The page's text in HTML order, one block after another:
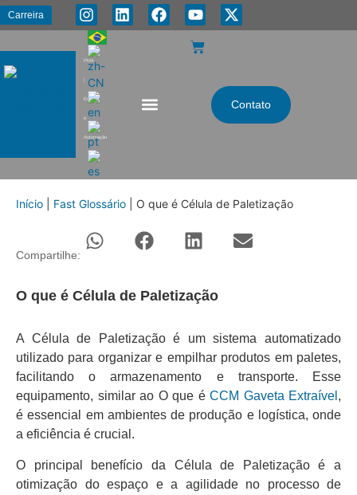
Carreira
PMA
|
Energia
e
Automação
Contato
Início Fast Glossário O que é Célula de Paletização
Compartilhe:
O que é Célula de Paletização
A Célula de Paletização é um sistema automatizado
utilizado para organizar e empilhar produtos em paletes,
facilitando o armazenamento e transporte. Esse
equipamento, similar ao O que é CCM Gaveta Extraível ,
é essencial em ambientes de produção e logística, onde
a eficiência é crucial.
O principal benefício da Célula de Paletização é a
otimização do espaço e a agilidade no processo de